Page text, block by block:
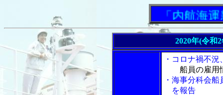
「内航海運新
2020年(令和
・コロナ禍不
船員の雇用
・海事分科会
を報告